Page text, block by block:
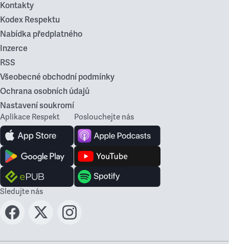
Kontakty
Kodex Respektu
Nabídka předplatného
Inzerce
RSS
Všeobecné obchodní podmínky
Ochrana osobních údajů
Nastavení soukromí
Aplikace Respekt Poslouchejte nás
Sledujte nás